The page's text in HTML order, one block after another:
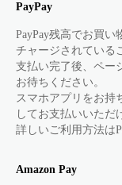
PayPay
PayPay残高でお買い
チャージされている
支払い完了後、ペー
お待ちください。
スマホアプリをお持
してお支払いいただ
詳しいご利用方法は
Amazon Pay